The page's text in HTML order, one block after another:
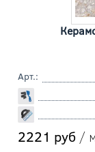
Арт.:
2221 руб /